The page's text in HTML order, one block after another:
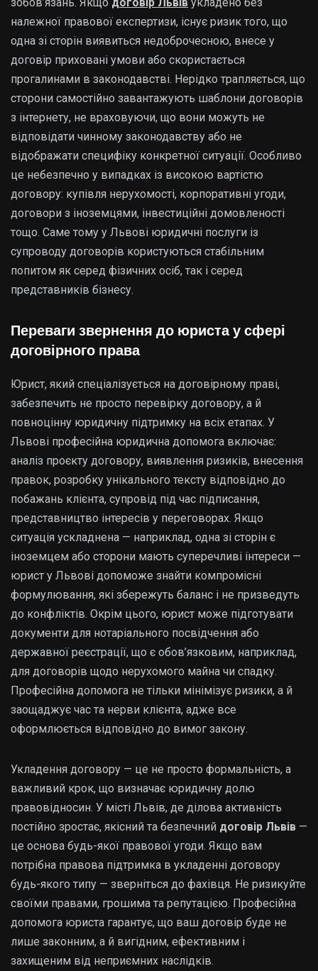
належної правової експертизи, існує ризик того, що
одна зі сторін виявиться недоброчесною, внесе у
договір приховані умови або скористається
прогалинами в законодавстві. Нерідко трапляється, що
сторони самостійно завантажують шаблони договорів
з інтернету, не враховуючи, що вони можуть не
відповідати чинному законодавству або не
відображати специфіку конкретної ситуації. Особливо
це небезпечно у випадках із високою вартістю
договору: купівля нерухомості, корпоративні угоди,
договори з іноземцями, інвестиційні домовленості
тощо. Саме тому у Львові юридичні послуги із
супроводу договорів користуються стабільним
попитом як серед фізичних осіб, так і серед
представників бізнесу.
Переваги звернення до юриста у сфері
договірного права
Юрист, який спеціалізується на договірному праві,
забезпечить не просто перевірку договору, а й
повноцінну юридичну підтримку на всіх етапах. У
Львові професійна юридична допомога включає:
аналіз проєкту договору, виявлення ризиків, внесення
правок, розробку унікального тексту відповідно до
побажань клієнта, супровід під час підписання,
представництво інтересів у переговорах. Якщо
ситуація ускладнена — наприклад, одна зі сторін є
іноземцем або сторони мають суперечливі інтереси —
юрист у Львові допоможе знайти компромісні
формулювання, які збережуть баланс і не призведуть
до конфліктів. Окрім цього, юрист може підготувати
документи для нотаріального посвідчення або
державної реєстрації, що є обов’язковим, наприклад,
для договорів щодо нерухомого майна чи спадку.
Професійна допомога не тільки мінімізує ризики, а й
заощаджує час та нерви клієнта, адже все
оформлюється відповідно до вимог закону.
Укладення договору — це не просто формальність, а
важливий крок, що визначає юридичну долю
правовідносин. У місті Львів, де ділова активність
постійно зростає, якісний та безпечний договір Львів —
це основа будь-якої правової угоди. Якщо вам
потрібна правова підтримка в укладенні договору
будь-якого типу — зверніться до фахівця. Не ризикуйте
своїми правами, грошима та репутацією. Професійна
допомога юриста гарантує, що ваш договір буде не
лише законним, а й вигідним, ефективним і
захищеним від неприємних наслідків.